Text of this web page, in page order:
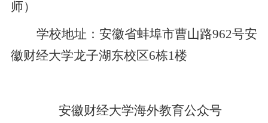
师）
学校地址：安徽省蚌埠市曹山路962号安
徽财经大学龙子湖东校区6栋1楼
安徽财经大学海外教育公众号